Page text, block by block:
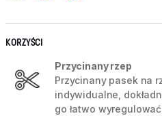
KORZYŚCI
Przycinany rzep
Przycinany pasek na
indywidualne,
go łatwo